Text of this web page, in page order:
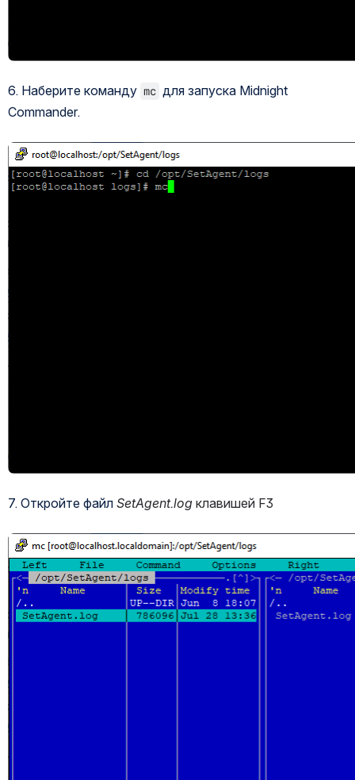
6. Наберите команду mc для запуска Midnight
Commander.
Открыть файл «»
7. Откройте файл SetAgent.log клавишей F3
Открыть файл «»